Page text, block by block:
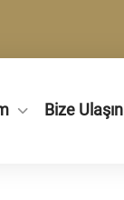
Bize Ulaşın